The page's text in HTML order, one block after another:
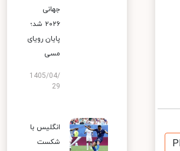
جهانی
۲۰۲۶ شد؛
پایان رویای
مسی
1405/04/
29
انگلیس با
شکست